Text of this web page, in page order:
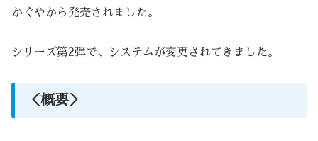
かぐやから発売されました。
シリーズ第2弾で、システムが変更されてきました。
＜概要＞